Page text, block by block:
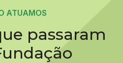
ATUAMOS
passaram